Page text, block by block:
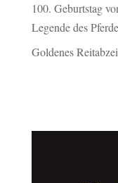
100. Geburtstag
Legende des
Goldenes